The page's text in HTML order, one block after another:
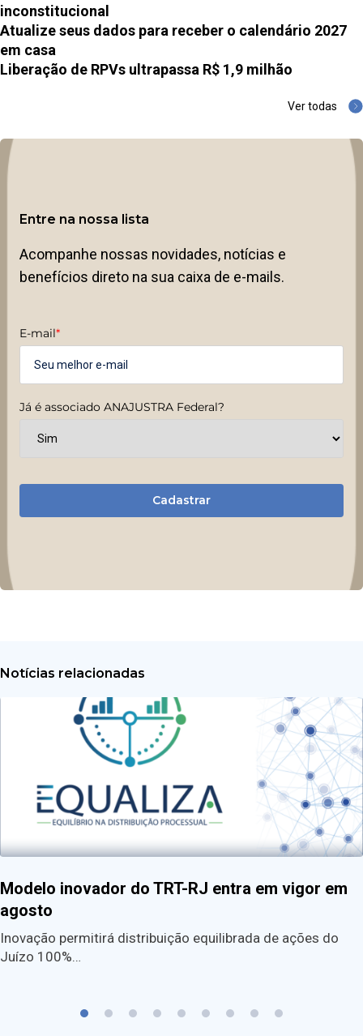
inconstitucional
Atualize seus dados para receber o calendário 2027
em casa
Liberação de RPVs ultrapassa R$ 1,9 milhão
Ver todas
Entre na nossa lista
Acompanhe nossas novidades, notícias e
benefícios direto na sua caixa de e-mails.
E-mail*
Já é associado ANAJUSTRA Federal?
Cadastrar
Notícias relacionadas
Modelo inovador do TRT-RJ entra em vigor em
agosto
Inovação permitirá distribuição equilibrada de ações do
Juízo 100%…